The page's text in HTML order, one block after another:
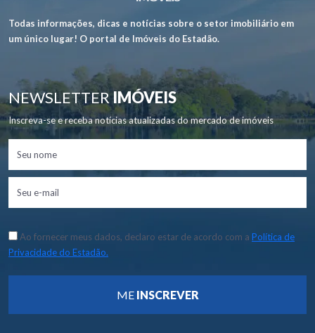
Todas informações, dicas e notícias sobre o setor imobiliário em
um único lugar! O portal de Imóveis do Estadão.
NEWSLETTERIMÓVEIS
Inscreva-se e receba notícias atualizadas do mercado de imóveis
Ao fornecer meus dados, declaro estar de acordo com a Política de
Privacidade do Estadão.
ME INSCREVER